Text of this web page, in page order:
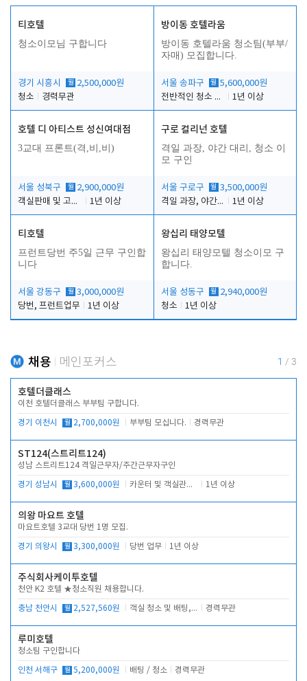
티호텔
청소이모님 구합니다
경기 시흥시 월 2,500,000원
청소
경력무관
방이동 호텔라움
방이동 호텔라움 청소팀(부부/
자매) 모집합니다.
서울 송파구 월 5,600,000원
전반적인 청소 업무(객실청소.객실정리)
1년 이상
호텔 디 아티스트 성신여대점
3교대 프론트(격,비,비)
서울 성북구 월 2,900,000원
객실판매 및 고객응대
1년 이상
구로 컬리넌 호텔
격일 과장, 야간 대리, 청소 이
모 구인
서울 구로구 월 3,500,000원
격일 과장, 야간 대리, 청소 이모
1년 이상
티호텔
프런트당번 주5일 근무 구인합
니다
서울 강동구 월 3,000,000원
당번, 프런트업무
1년 이상
왕십리 태양모텔
왕십리 태양모텔 청소이모 구
합니다.
서울 성동구 월 2,940,000원
청소
1년 이상
채용 메인포커스 1 / 3
호텔더클래스
이천 호텔더클래스 부부팀 구합니다.
경기 이천시 월 2,700,000원 부부팀 모십니다. 경력무관
ST124(스트리트124)
성남 스트리트124 격일근무자/주간근무자구인
경기 성남시 월 3,600,000원 카운터 및 객실관리 전반 1년 이상
의왕 마요트 호텔
마요트호텔 3교대 당번 1명 모집.
경기 의왕시 월 3,300,000원 당번 업무 1년 이상
주식회사케이투호텔
천안 K2 호텔 ★청소직원 채용합니다.
충남 천안시 월 2,527,560원 객실 청소 및 배팅, 주변 시설 청소 경력무관
루미호텔
청소팀 구인합니다
인천 서해구 월 5,200,000원 배팅 / 청소 경력무관